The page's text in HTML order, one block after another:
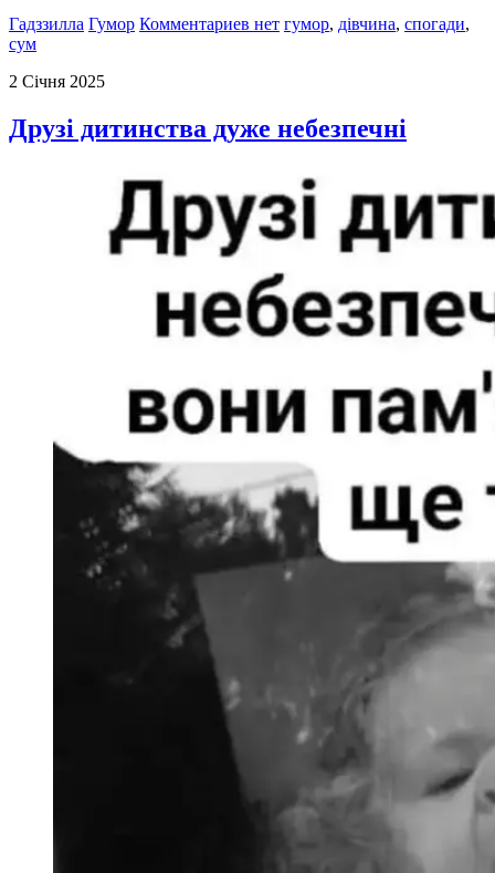
Гадззилла Гумор Комментариев нет гумор, дівчина, спогади,
сум
2 Січня 2025
Друзі дитинства дуже небезпечні